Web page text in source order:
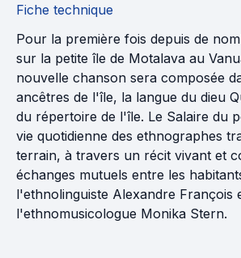
Fiche technique
Pour la première fois depuis de
sur la petite île de Motalava au
nouvelle chanson sera composée
ancêtres de l'île, la langue du dieu
du répertoire de l'île. Le Salaire du
vie quotidienne des ethnographes
terrain, à travers un récit vivant et
échanges mutuels entre les
l'ethnolinguiste Alexandre François
l'ethnomusicologue Monika Stern.